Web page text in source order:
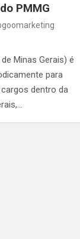
PMMG
Minas Gerais) é
para
dentro da